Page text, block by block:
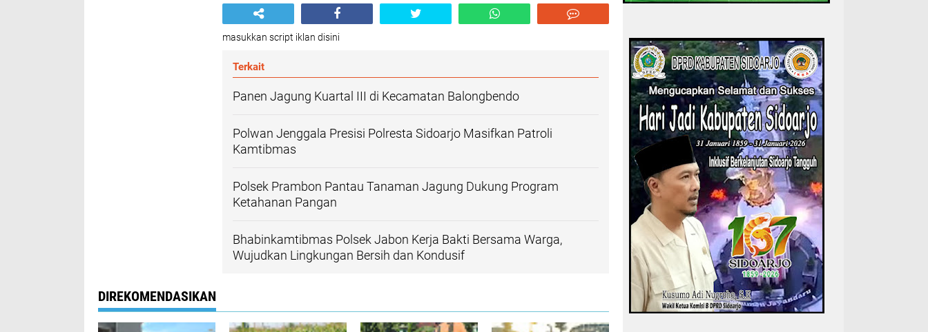
masukkan script iklan disini
Terkait
Panen Jagung Kuartal III di Kecamatan Balongbendo
Polwan Jenggala Presisi Polresta Sidoarjo Masifkan Patroli
Kamtibmas
Polsek Prambon Pantau Tanaman Jagung Dukung Program
Ketahanan Pangan
Bhabinkamtibmas Polsek Jabon Kerja Bakti Bersama Warga,
Wujudkan Lingkungan Bersih dan Kondusif
DIREKOMENDASIKAN